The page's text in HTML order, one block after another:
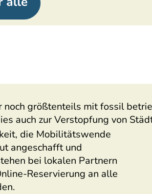
größtenteils mit fossil
auch zur Verstopfung von
die Mobilitätswende
angeschafft und
bei lokalen Partnern
Reservierung an alle